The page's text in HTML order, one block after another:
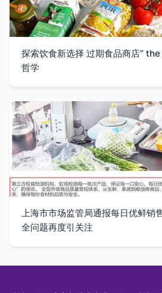
探索饮食新选择 过期食品商店“
哲学
上海市市场监管局通报每日优鲜销
全问题再度引关注